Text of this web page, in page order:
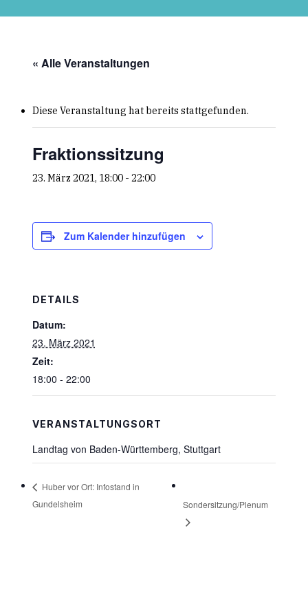
« Alle Veranstaltungen
Diese Veranstaltung hat bereits stattgefunden.
Fraktionssitzung
23. März 2021, 18:00- 22:00
Zum Kalender hinzufügen
DETAILS
Datum:
23. März 2021
Zeit:
18:00 - 22:00
VERANSTALTUNGSORT
Landtag von Baden-Württemberg, Stuttgart
Huber vor Ort: Infostand in
Gundelsheim
Sondersitzung/Plenum